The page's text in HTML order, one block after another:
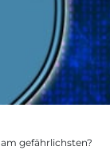
gefährlichsten?